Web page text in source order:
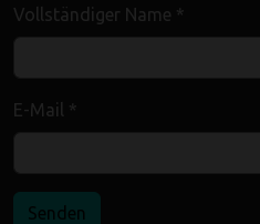
Vollständiger Name *
E-Mail *
Senden